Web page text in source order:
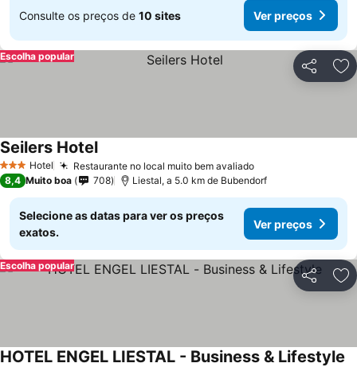
Consulte os preços de 10 sites Ver preços
Partilhar
Escolha popular
3 EstrelasHotel Restaurante no local muito bem avaliado
Seilers Hotel
8,4 Muito boa 708 Liestal, a 5.0 km de Bubendorf
Selecione as datas para ver os preços
exatos.
Ver preços
Partilhar
Escolha popular
HOTEL ENGEL LIESTAL - Business & Lifestyle